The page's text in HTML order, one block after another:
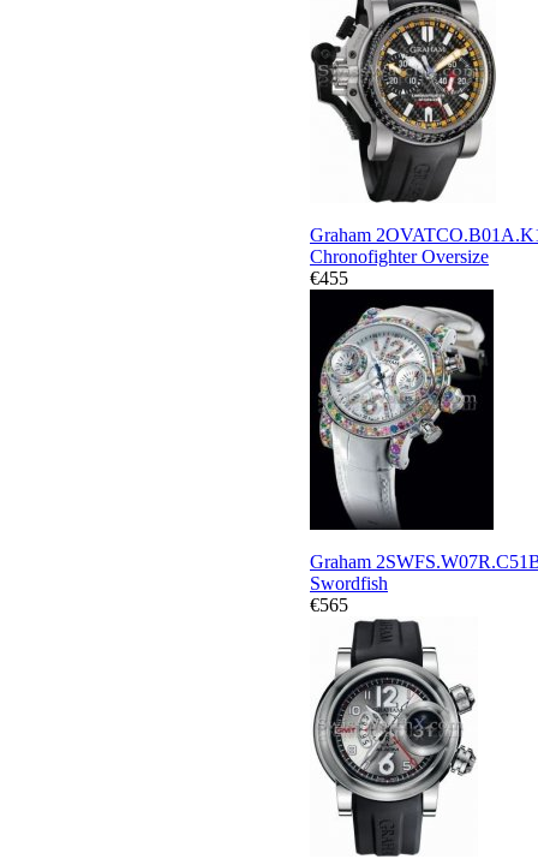
Graham
Chronofighter Oversize
€455
Graham
Swordfish
€565